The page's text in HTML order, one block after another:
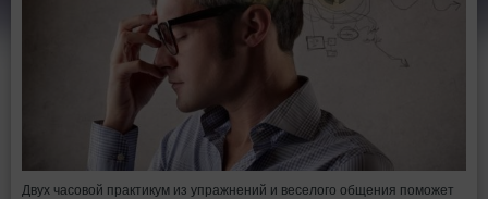
Двух часовой практикум из упражнений и веселого общения поможет